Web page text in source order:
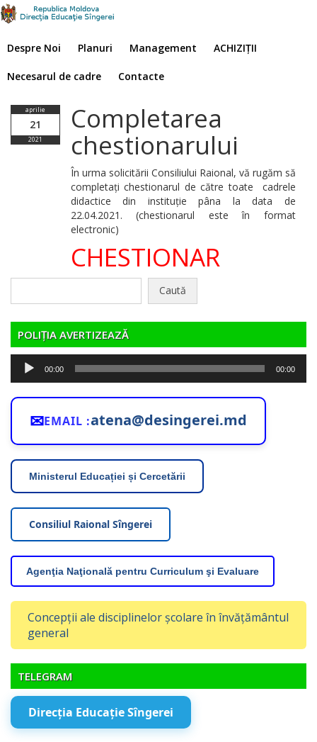
Despre Noi Planuri Management ACHIZIȚII
Necesarul de cadre Contacte
aprilie
21
2021
Completarea
chestionarului
În urma solicitării Consiliului Raional, vă rugăm să
completați chestionarul de către toate cadrele
didactice din instituție pâna la data de
22.04.2021. (chestionarul este în format
electronic)
CHESTIONAR
POLIȚIA AVERTIZEAZĂ
Player
audio
00:00 00:00
✉EMAIL :atena@desingerei.md
Ministerul Educației și Cercetării
Consiliul Raional Sîngerei
Agenţia Naţională pentru Curriculum şi Evaluare
Concepții ale disciplinelor școlare în învățământul
general
TELEGRAM
Direcția Educație Sîngerei